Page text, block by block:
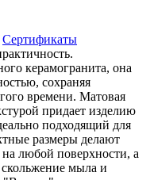
Сертификаты
керамогранита, она
сохраняя
времени. Матовая
придает изделию
подходящий для
размеры делают
любой поверхности, а
мыла и